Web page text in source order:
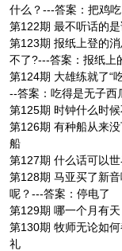
什么？---答案：把鸡
第122期 最不听话的
第123期 报纸上登的
不了?---答案：报纸上
第124期 大雄练就了“
--答案：吃得是无子西
第125期 时钟什么时
第126期 有种船从来
船
第127期 什么话可以
第128期 马亚买了新
呢？---答案：停电了
第129期 哪一个月有
第130期 牧师无论如
礼